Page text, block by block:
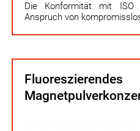
Die Konformität mit ISO
Anspruch von
Fluoreszierendes